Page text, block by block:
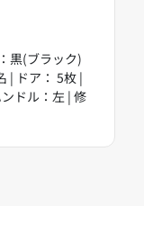
黒(ブラック)
| ドア： 5枚 |
ドル：左 | 修